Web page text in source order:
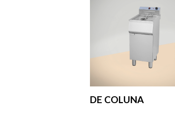
DE COLUNA